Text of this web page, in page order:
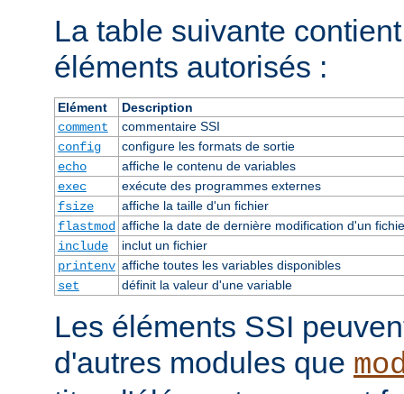
La table suivante
éléments autorisés :
Elément
Description
comment
commentaire SSI
config
configure les formats de sortie
echo
affiche le contenu de variables
exec
exécute des programmes externes
fsize
affiche la taille d'un fichier
flastmod affiche la date de dernière modification d'un
include
inclut un fichier
printenv affiche toutes les variables disponibles
set
définit la valeur d'une variable
Les éléments SSI
d'autres modules que